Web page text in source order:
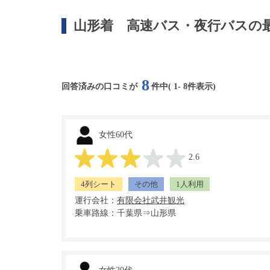
山形着 高速バス・夜行バスの
回答済みの口コミが 8 件中( 1 - 8件表示)
女性60代
2.6
4列シート その他
1人利用
運行会社：
乗車路線：千葉県⇒山形県